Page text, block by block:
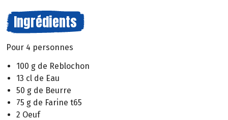
Ingrédients
Pour 4 personnes
100 g de Reblochon
13 cl de Eau
50 g de Beurre
75 g de Farine t65
2 Oeuf